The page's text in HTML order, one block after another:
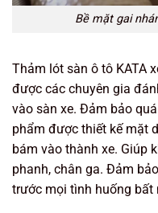
Bề mặt gai
Thảm lót sàn ô tô KATA
được các chuyên gia
vào sàn xe. Đảm bảo
phẩm được thiết kế mặt
bám vào thành xe. Giúp
phanh, chân ga. Đảm
trước mọi tình huống bất